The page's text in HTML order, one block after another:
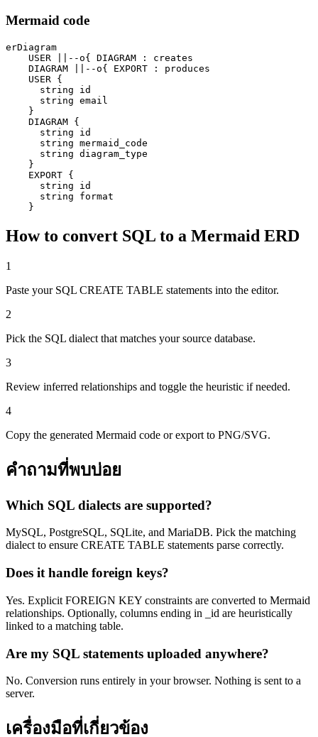
Mermaid code
erDiagram
    USER ||--o{ DIAGRAM : creates
    DIAGRAM ||--o{ EXPORT : produces
    USER {
      string id
      string email
    }
    DIAGRAM {
      string id
      string mermaid_code
      string diagram_type
    }
    EXPORT {
      string id
      string format
    }
How to convert SQL to a Mermaid ERD
1
Paste your SQL CREATE TABLE statements into the editor.
2
Pick the SQL dialect that matches your source database.
3
Review inferred relationships and toggle the heuristic if needed.
4
Copy the generated Mermaid code or export to PNG/SVG.
คำถามที่พบบ่อย
Which SQL dialects are supported?
MySQL, PostgreSQL, SQLite, and MariaDB. Pick the matching
dialect to ensure CREATE TABLE statements parse correctly.
Does it handle foreign keys?
Yes. Explicit FOREIGN KEY constraints are converted to Mermaid
relationships. Optionally, columns ending in _id are heuristically
linked to a matching table.
Are my SQL statements uploaded anywhere?
No. Conversion runs entirely in your browser. Nothing is sent to a
server.
เครื่องมือที่เกี่ยวข้อง